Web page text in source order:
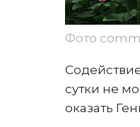
Фото
сутки не
оказать